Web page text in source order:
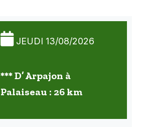
JEUDI 13/08/2026
*** D’ Arpajon à
Palaiseau : 26 km